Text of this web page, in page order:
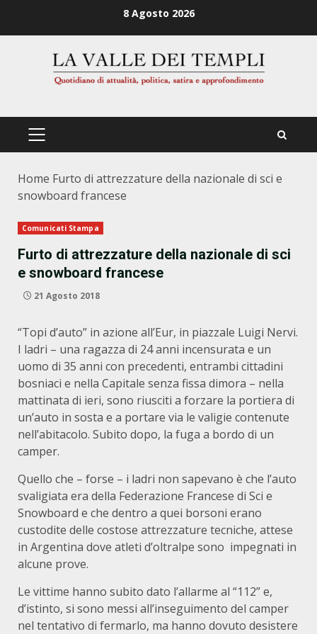
8 Agosto 2026
PRIMÄRES
Home Furto di attrezzature della nazionale di sci e
snowboard francese
Comunicati Stampa
Furto di attrezzature della nazionale di sci
e snowboard francese
21 Agosto 2018
“Topi d’auto” in azione all’Eur, in piazzale Luigi Nervi.
I ladri – una ragazza di 24 anni incensurata e un
uomo di 35 anni con precedenti, entrambi cittadini
bosniaci e nella Capitale senza fissa dimora – nella
mattinata di ieri, sono riusciti a forzare la portiera di
un’auto in sosta e a portare via le valigie contenute
nell’abitacolo. Subito dopo, la fuga a bordo di un
camper.
Quello che – forse – i ladri non sapevano è che l’auto
svaligiata era della Federazione Francese di Sci e
Snowboard e che dentro a quei borsoni erano
custodite delle costose attrezzature tecniche, attese
in Argentina dove atleti d’oltralpe sono impegnati in
alcune prove.
Le vittime hanno subito dato l’allarme al “112” e,
d’istinto, si sono messi all’inseguimento del camper
nel tentativo di fermarlo, ma hanno dovuto desistere